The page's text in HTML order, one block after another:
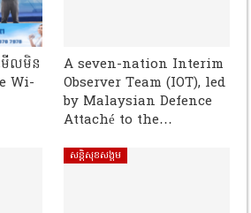
ើលមិន
Wi-
A seven-nation Interim
Observer Team (IOT), led
by Malaysian Defence
Attaché to the…
សន្តិសុខសង្គម